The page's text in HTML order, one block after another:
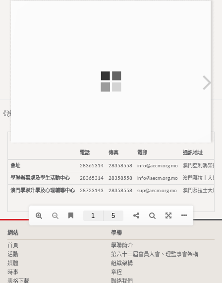
《澳門中華學生聯合總會》採用
電話 傳真 電郵 通訊地址
會址 28365314 28358558 info@aecm.org.mo 澳門亞利鴉架街9
學聯辦事處及學生活動中心 28365314 28358558 info@aecm.org.mo 澳門慕拉士大馬
澳門學聯升學及心理輔導中心 28723143 28358558 sup@aecm.org.mo 澳門慕拉士大馬
網站
首頁
活動
媒體
時事
表格下載
學聯
學聯簡介
第六十三屆會員大會、理監事會架構
組織架構
章程
聯絡我們